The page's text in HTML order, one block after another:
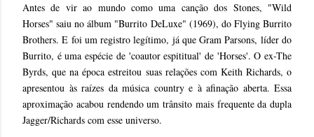
Antes de vir ao mundo como uma canção dos Stones, "Wild
Horses" saiu no álbum "Burrito DeLuxe" (1969), do Flying Burrito
Brothers. E foi um registro legítimo, já que Gram Parsons, líder do
Burrito, é uma espécie de 'coautor espititual' de 'Horses'. O ex-The
Byrds, que na época estreitou suas relações com Keith Richards, o
apresentou às raízes da música country e à afinação aberta. Essa
aproximação acabou rendendo um trânsito mais frequente da dupla
Jagger/Richards com esse universo.